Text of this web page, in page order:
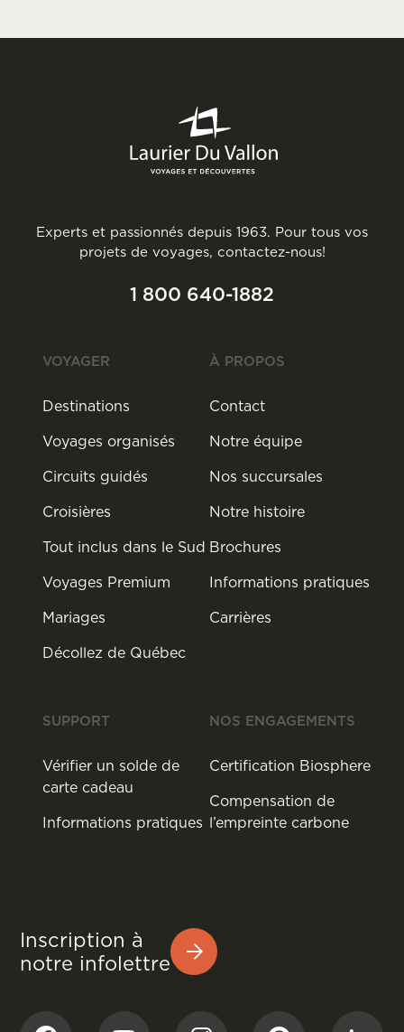
Experts et passionnés depuis 1963. Pour tous vos
projets de voyages, contactez-nous!
1 800 640-1882
VOYAGER
Destinations
Voyages organisés
Circuits guidés
Croisières
Tout inclus dans le Sud
Voyages Premium
Mariages
Décollez de Québec
À PROPOS
Contact
Notre équipe
Nos succursales
Notre histoire
Brochures
Informations pratiques
Carrières
SUPPORT
Vérifier un solde de
carte cadeau
Informations pratiques
NOS ENGAGEMENTS
Certification Biosphere
Compensation de
l’empreinte carbone
Inscription à
notre infolettre